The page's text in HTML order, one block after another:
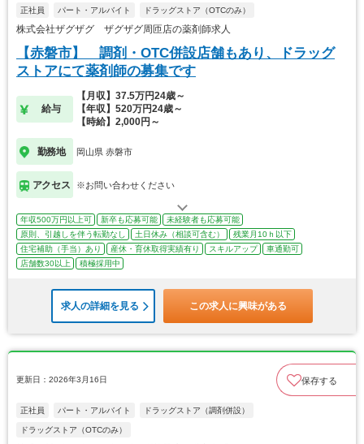
正社員 パート・アルバイト ドラッグストア（OTCのみ）
株式会社ザグザグ ザグザグ周匝店の薬剤師求人
【赤磐市】 調剤・OTC併設店舗もあり、ドラッグ
ストアにて薬剤師の募集です
給与
【月収】37.5万円24歳～
【年収】520万円24歳～
【時給】2,000円～
勤務地 岡山県 赤磐市
アクセス ※お問い合わせください
年収500万円以上可 新卒も応募可能
未経験者も応募可能
原則、引越しを伴う転勤なし
土日休み（相談可含む）
残業月10ｈ以下
住宅補助（手当）あり
産休・育休取得実績有り スキルアップ
車通勤可
店舗数30以上
積極採用中
求人の詳細を見る この求人に興味がある
更新日：2026年3月16日 保存する
正社員 パート・アルバイト ドラッグストア（調剤併設）
ドラッグストア（OTCのみ）